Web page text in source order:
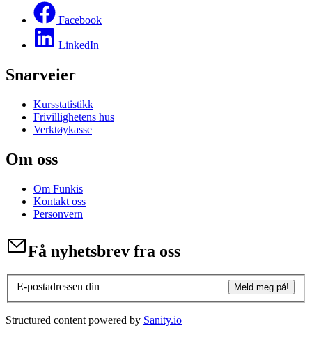
Facebook
LinkedIn
Snarveier
Kursstatistikk
Frivillighetens hus
Verktøykasse
Om oss
Om Funkis
Kontakt oss
Personvern
Få nyhetsbrev fra oss
E-postadressen din Meld meg på!
Structured content powered by Sanity.io